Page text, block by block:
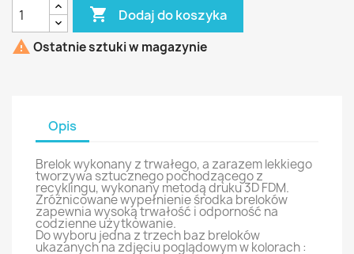
 Dodaj do koszyka
 Ostatnie sztuki w magazynie
Opis
Brelok wykonany z trwałego, a zarazem lekkiego
tworzywa sztucznego pochodzącego z
recyklingu, wykonany metodą druku 3D FDM.
Zróżnicowane wypełnienie środka breloków
zapewnia wysoką trwałość i odporność na
codzienne użytkowanie.
Do wyboru jedna z trzech baz breloków
ukazanych na zdjęciu poglądowym w kolorach :